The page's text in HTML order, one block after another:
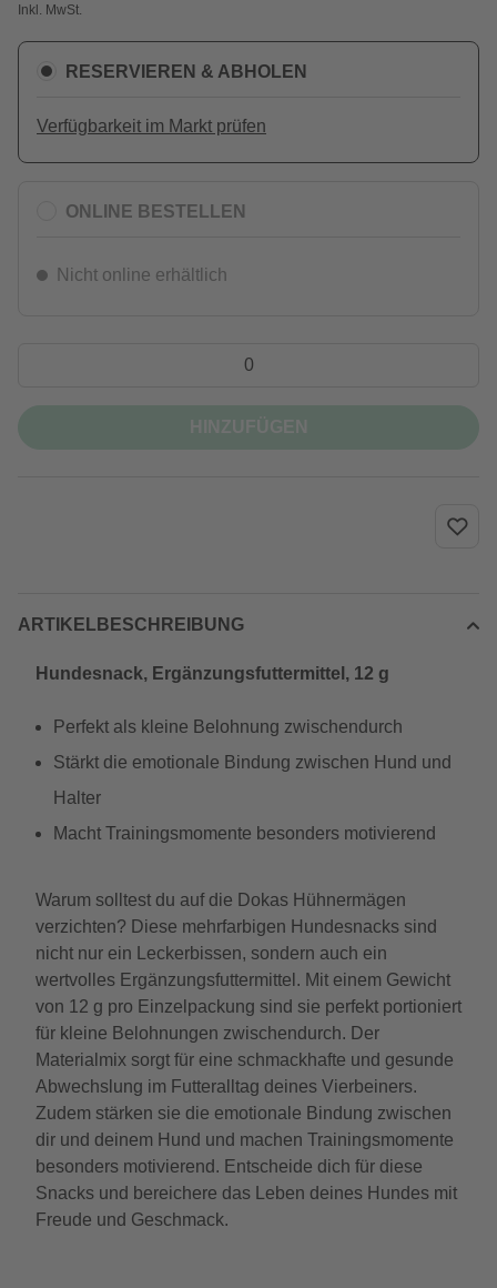
Inkl. MwSt.
RESERVIEREN & ABHOLEN
Verfügbarkeit im Markt prüfen
ONLINE BESTELLEN
Nicht online erhältlich
ARTIKELBESCHREIBUNG
Hundesnack, Ergänzungsfuttermittel, 12 g
Perfekt als kleine Belohnung zwischendurch
Stärkt die emotionale Bindung zwischen Hund und
Halter
Macht Trainingsmomente besonders motivierend
Warum solltest du auf die Dokas Hühnermägen
verzichten? Diese mehrfarbigen Hundesnacks sind
nicht nur ein Leckerbissen, sondern auch ein
wertvolles Ergänzungsfuttermittel. Mit einem Gewicht
von 12 g pro Einzelpackung sind sie perfekt portioniert
für kleine Belohnungen zwischendurch. Der
Materialmix sorgt für eine schmackhafte und gesunde
Abwechslung im Futteralltag deines Vierbeiners.
Zudem stärken sie die emotionale Bindung zwischen
dir und deinem Hund und machen Trainingsmomente
besonders motivierend. Entscheide dich für diese
Snacks und bereichere das Leben deines Hundes mit
Freude und Geschmack.